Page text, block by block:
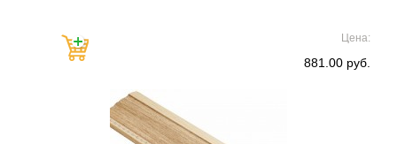
Цена:
881.00 руб.